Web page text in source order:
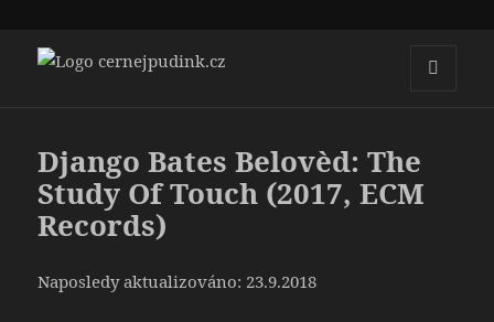
Django Bates Belovèd: The
Study Of Touch (2017, ECM
Records)
Naposledy aktualizováno: 23.9.2018